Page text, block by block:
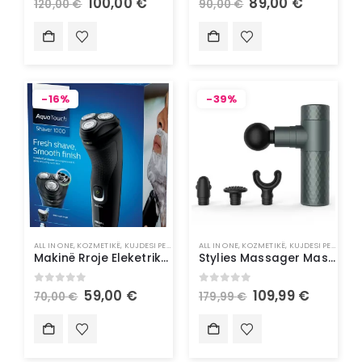
120,00€ 90,00€
-16%
ALL IN ONE, KOZMETIKË, KUJDESI PERSONAL
Makinë Rroje Eleketrike Philips
0 out of 5
70,00€ 59,00 €
-39%
ALL IN ONE, KOZMETIKË, KUJDESI PERSONAL
Stylies Massager Masazhues
0out of 5
179,99€ 109,99 €